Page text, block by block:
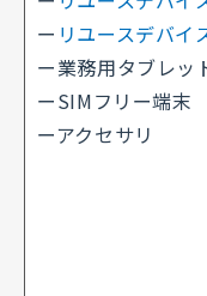
ー リユースデバイ
ー業務用​タブレッ
ーSIMフリー​端末
ーアクセサリ